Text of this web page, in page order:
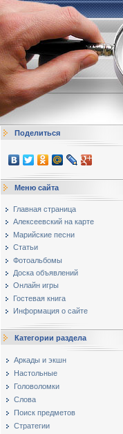
Поделиться
Меню сайта
Главная страница
Алексеевский на карте
Марийские песни
Статьи
Фотоальбомы
Доска объявлений
Онлайн игры
Гостевая книга
Информация о сайте
Категории раздела
Аркады и экшн
Настольные
Головоломки
Слова
Поиск предметов
Стратегии